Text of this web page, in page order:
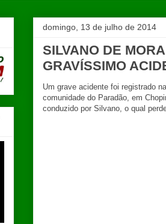
domingo, 13 de julho de 2014
SILVANO DE
GRAVÍSSIMO
Um grave acidente foi registrado
comunidade do Paradão, em
conduzido por Silvano, o qual